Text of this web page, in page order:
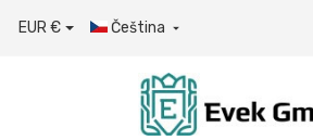
EUR € Čeština 